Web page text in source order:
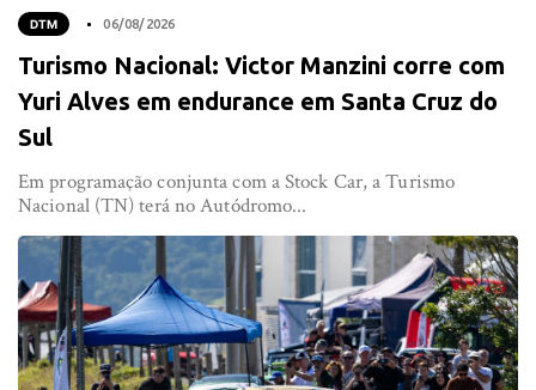
DTM 06/08/2026
Turismo Nacional: Victor Manzini corre com
Yuri Alves em endurance em Santa Cruz do
Sul
Em programação conjunta com a Stock Car, a Turismo
Nacional (TN) terá no Autódromo...